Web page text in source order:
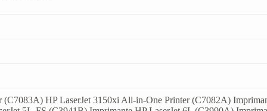
(C7083A) HP LaserJet 3150xi All-in-One Printer (C7082A)